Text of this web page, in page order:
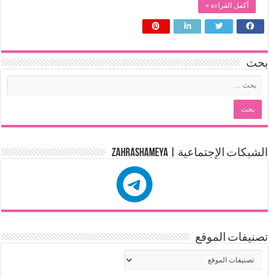
أكمل القراءة »
بحث
الشبكات الإجتماعية | zahrashameya
تصنيفات الموقع